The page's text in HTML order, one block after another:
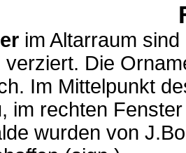
im Altarraum sind
verziert. Die
Im Mittelpunkt
im rechten
wurden von